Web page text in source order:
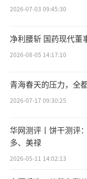
真实情况可
飞瓜数据显示，
行，与辉同行直
元，日均销售额
日-4月24日，与
0万元。显然，“
献了不少GMV。
事实上，与
宇辉淡出直播间有
按照此前与
2026-07-03 09:45:30
净利腰斩 国药现代董
2026-08-05 14:17:10
青海春天的压力，全
2026-07-17 09:30:25
华网测评丨饼干测评
多、美禄
2026-05-11 14:02:13